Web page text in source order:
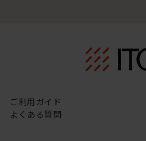
ご利用ガイド
よくある質問